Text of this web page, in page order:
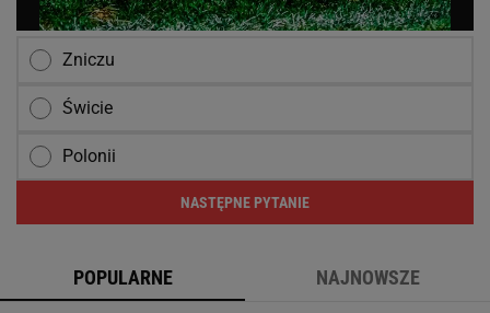
Zniczu
Świcie
Polonii
NASTĘPNE PYTANIE
POPULARNE NAJNOWSZE